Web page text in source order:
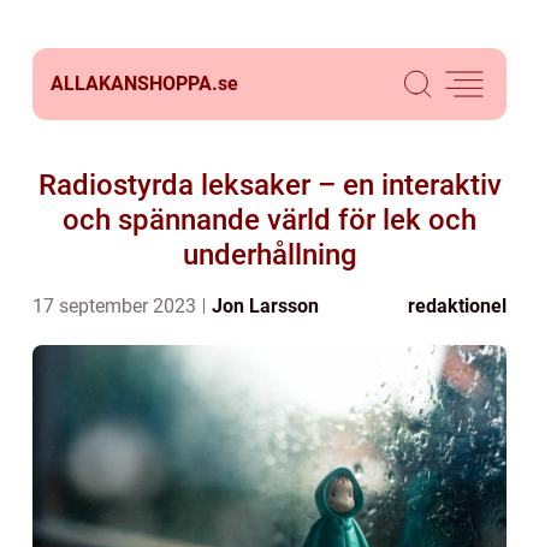
ALLAKANSHOPPA.se
Radiostyrda leksaker – en interaktiv
och spännande värld för lek och
underhållning
17 september 2023 Jon Larsson redaktionel